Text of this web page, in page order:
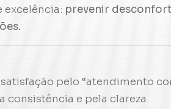
excelência: prevenir
pelo “atendimento
consistência e pela clareza.